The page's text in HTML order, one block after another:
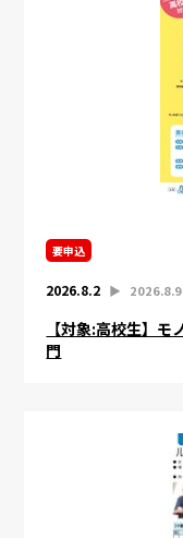
要申込
2026.8.2 ▶︎ 2026.8.9
【対象:高校生】
門